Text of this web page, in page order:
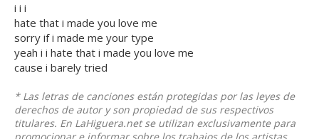
i i i
hate that i made you love me
sorry if i made me your type
yeah i i hate that i made you love me
cause i barely tried
* Las letras de canciones están protegidas por las leyes de
derechos de autor y son propiedad de sus respectivos
titulares. En LaHiguera.net se utilizan exclusivamente para